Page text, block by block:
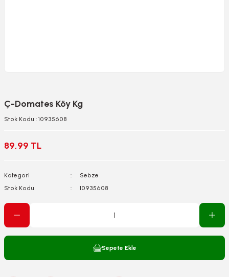
Ç-Domates Köy Kg
Stok Kodu : 10935608
89,99 TL
Kategori
Sebze
Stok Kodu
10935608
Sepete Ekle